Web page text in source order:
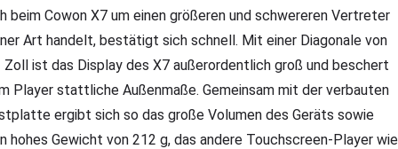
beim Cowon X7 um einen größeren und schwereren Vertreter
Art handelt, bestätigt sich schnell. Mit einer Diagonale von
Zoll ist das Display des X7 außerordentlich groß und beschert
Player stattliche Außenmaße. Gemeinsam mit der verbauten
ergibt sich so das große Volumen des Geräts sowie
hohes Gewicht von 212 g, das andere Touchscreen-Player wie